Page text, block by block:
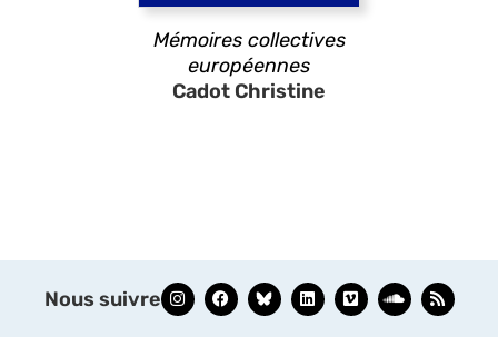
Mémoires collectives
européennes
Cadot Christine
Nous suivre